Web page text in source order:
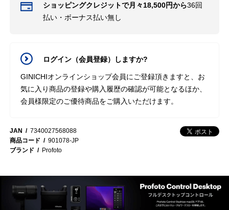
ショッピングクレジットで月々18,500円から36回
払い・ボーナス払い無し
ログイン（会員登録）しますか?
GINICHIオンラインショップ会員にご登録頂きますと、お
気に入り商品の登録や購入履歴の確認が可能となるほか、
会員様限定のご優待商品をご購入いただけます。
JAN
7340027568088
商品コード
901078-JP
ブランド
Profoto